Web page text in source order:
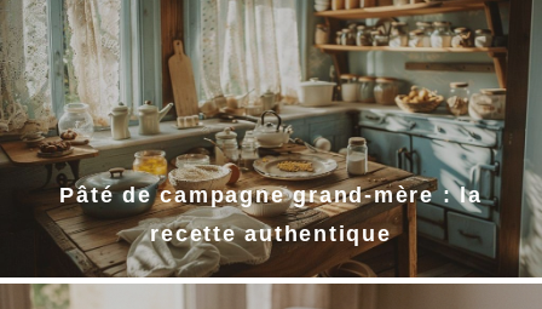
Pâté de campagne grand-mère : la
recette authentique